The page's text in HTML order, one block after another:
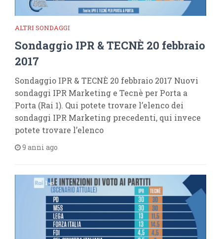
ALTRI SONDAGGI
Sondaggio IPR & TECNÈ 20 febbraio
2017
Sondaggio IPR & TECNÈ 20 febbraio 2017 Nuovi
sondaggi IPR Marketing e Tecnè per Porta a
Porta (Rai 1). Qui potete trovare l’elenco dei
sondaggi IPR Marketing precedenti, qui invece
potete trovare l’elenco
9 anni ago